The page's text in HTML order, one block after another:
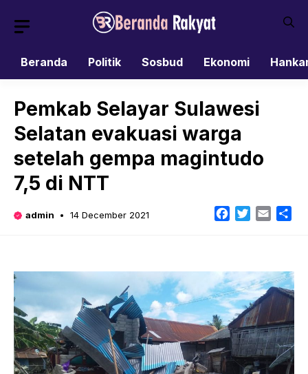
Beranda
Politik Sosbud Ekonomi
Pemkab Selayar Sulawesi
Selatan evakuasi warga
setelah gempa magintudo
7,5 di NTT
admin 14 December 2021 Facebook
TwitterEmail